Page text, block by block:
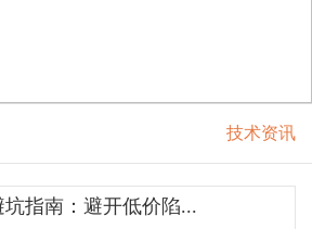
技术资讯
指南：避开低价陷...